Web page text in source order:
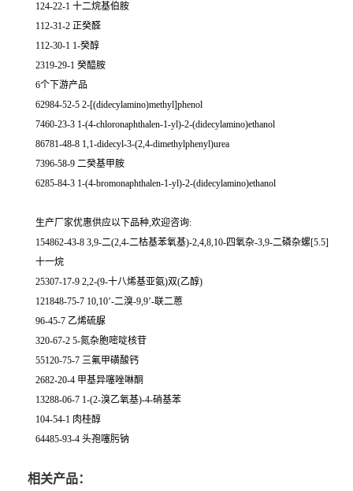
124-22-1 十二烷基伯胺
112-31-2 正癸醛
112-30-1 1-癸醇
2319-29-1 癸醯胺
6个下游产品
62984-52-5 2-[(didecylamino)methyl]phenol
7460-23-3 1-(4-chloronaphthalen-1-yl)-2-(didecylamino)ethanol
86781-48-8 1,1-didecyl-3-(2,4-dimethylphenyl)urea
7396-58-9 二癸基甲胺
6285-84-3 1-(4-bromonaphthalen-1-yl)-2-(didecylamino)ethanol
生产厂家优惠供应以下品种,欢迎咨询:
154862-43-8 3,9-二(2,4-二枯基苯氧基)-2,4,8,10-四氧杂-3,9-二磷杂螺[5.5]
十一烷
25307-17-9 2,2-(9-十八烯基亚氨)双(乙醇)
121848-75-7 10,10’-二溴-9,9’-联二蒽
96-45-7 乙烯硫脲
320-67-2 5-氮杂胞嘧啶核苷
55120-75-7 三氟甲磺酸钙
2682-20-4 甲基异噻唑啉酮
13288-06-7 1-(2-溴乙氧基)-4-硝基苯
104-54-1 肉桂醇
64485-93-4 头孢噻肟钠
相关产品：